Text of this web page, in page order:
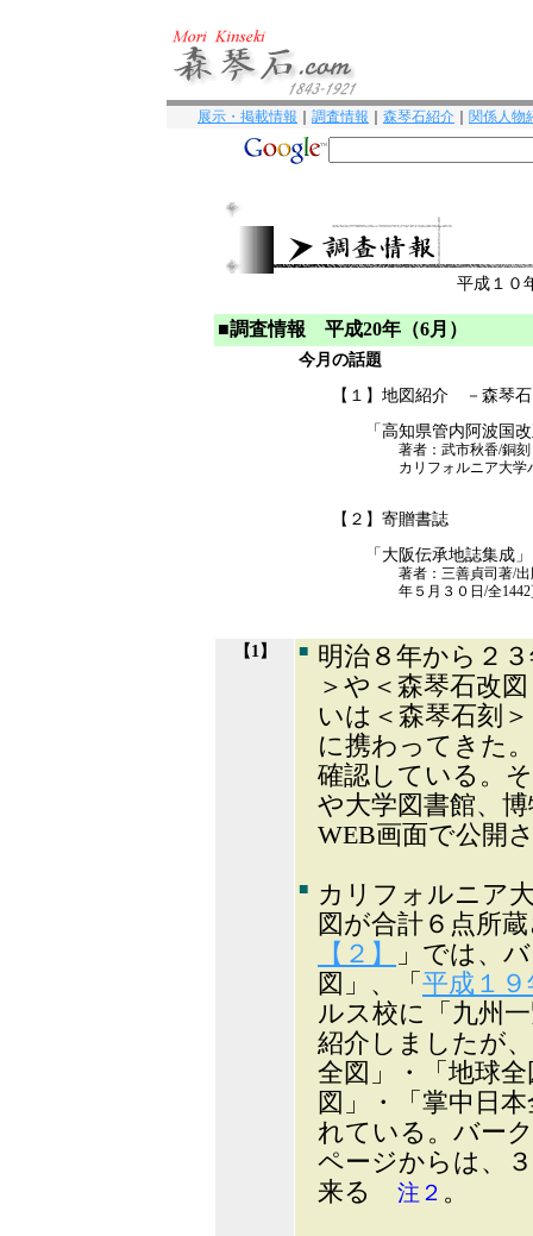
展示・掲載情報 調査情報 森琴石紹介 関係人物
平成１０
■調査情報 平成20年（6月）
今月の話題
【１】地図紹介 －森
「高知県管内阿波国
著者：武市秋香/銅
カリフォルニア大
【２】寄贈書誌
「大阪伝承地誌集成」
著者：三善貞司著/
年５月３０日/全
【1】 ■ 明治８年から２
＞や＜森琴石改
いは＜森琴石刻
に携わってきた
確認している。
や大学図書館、
WEB画面で公
■
カリフォルニア
図が合計６点所
【２】
」では、
図」、「 平成１
ルス校に「九州
紹介しましたが
全図」・「地球
図」・「掌中日
れている。バー
ページからは、
来る 注２ 。